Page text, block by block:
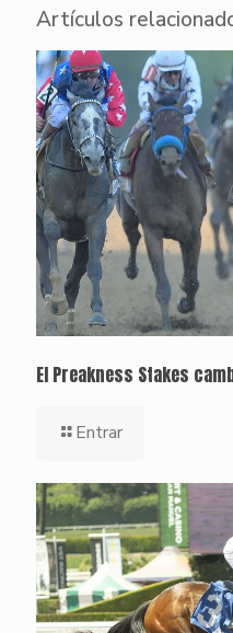
Artículos
El Preakness Stakes
Entrar